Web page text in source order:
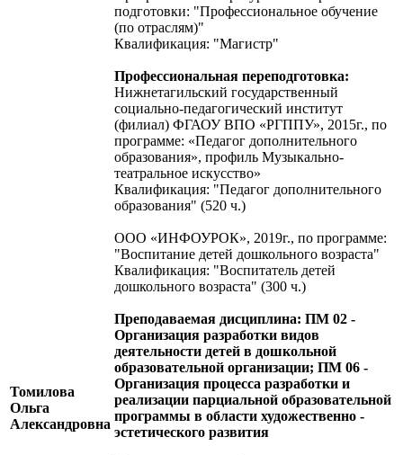
Томилова
Ольга
Александровна
подготовки: "Профессиональное обучение
(по отраслям)"
Квалификация: "Магистр"
Профессиональная переподготовка:
Нижнетагильский государственный
социально-педагогический институт
(филиал) ФГАОУ ВПО «РГППУ», 2015г., по
программе: «Педагог дополнительного
образования», профиль Музыкально-
театральное искусство»
Квалификация: "Педагог дополнительного
образования" (520 ч.)
ООО «ИНФОУРОК», 2019г., по программе:
"Воспитание детей дошкольного возраста"
Квалификация: "Воспитатель детей
дошкольного возраста" (300 ч.)
Преподаваемая дисциплина: ПМ 02 -
Организация разработки видов
деятельности детей в дошкольной
образовательной организации; ПМ 06 -
Организация процесса разработки и
реализации парциальной образовательной
программы в области художественно -
эстетического развития